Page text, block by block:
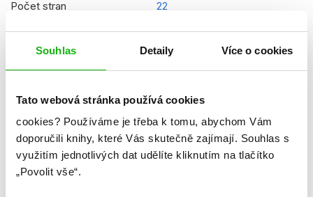
Souhlas Detaily Více o cookies
Tato webová stránka používá cookies
cookies? Používáme je třeba k tomu, abychom Vám
doporučili knihy, které Vás skutečně zajímají. Souhlas s
využitím jednotlivých dat udělíte kliknutím na tlačítko
„Povolit vše“.
Počet stran 22
Ke stažení Ukázka.pdf
20.01.2025
Hmotnost 0,182 kg
Jazyk čeština
Řady